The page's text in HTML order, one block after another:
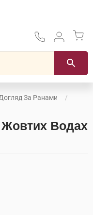
За Ранами
Водах